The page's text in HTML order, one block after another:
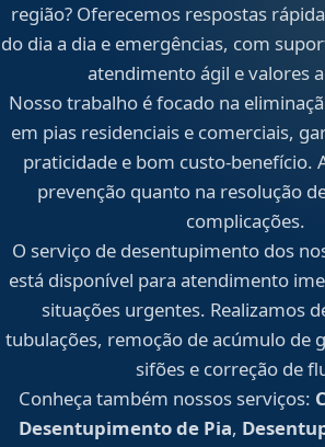
região? Oferecemos respostas
do dia a dia e emergências, com
atendimento ágil e valores
Nosso trabalho é focado na
em pias residenciais e comerciais,
praticidade e bom custo-benefício.
prevenção quanto na resolução
complicações.
O serviço de desentupimento dos
está disponível para atendimento
situações urgentes. Realizamos
tubulações, remoção de acúmulo de
sifões e correção de
Conheça também nossos serviços:
Desentupimento de Pia,